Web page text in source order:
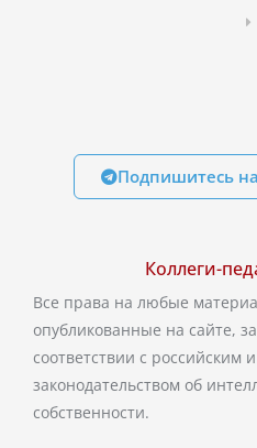
Подпишитесь
Коллеги-
Все права на любые
опубликованные на сайте,
соответствии с российским
законодательством об
собственности.